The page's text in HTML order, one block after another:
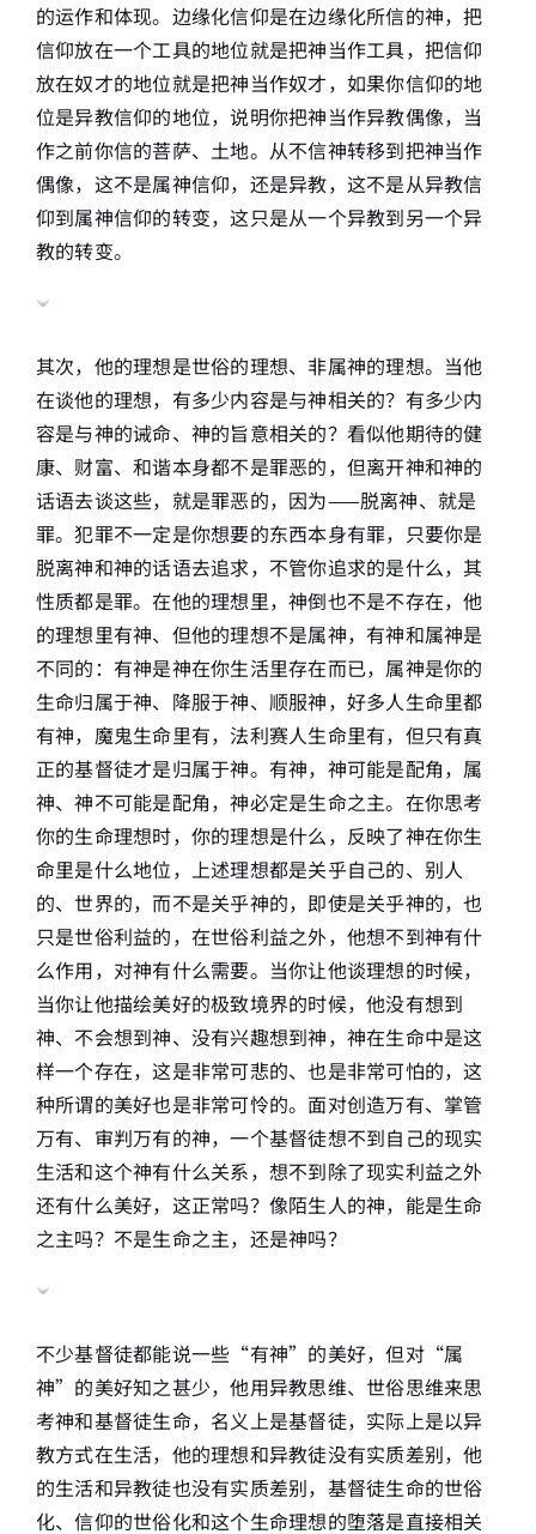
的运作和体现。边缘化信仰是在边缘化所信的神，把
信仰放在一个工具的地位就是把神当作工具，把信仰
放在奴才的地位就是把神当作奴才，如果你信仰的地
位是异教信仰的地位，说明你把神当作异教偶像，当
作之前你信的菩萨、土地。从不信神转移到把神当作
偶像，这不是属神信仰，还是异教，这不是从异教信
仰到属神信仰的转变，这只是从一个异教到另一个异
教的转变。
其次，他的理想是世俗的理想、非属神的理想。当他
在谈他的理想，有多少内容是与神相关的？有多少内
容是与神的诫命、神的旨意相关的？看似他期待的健
康、财富、和谐本身都不是罪恶的，但离开神和神的
话语去谈这些，就是罪恶的，因为——脱离神、就是
罪。犯罪不一定是你想要的东西本身有罪，只要你是
脱离神和神的话语去追求，不管你追求的是什么，其
性质都是罪。在他的理想里，神倒也不是不存在，他
的理想里有神、但他的理想不是属神，有神和属神是
不同的：有神是神在你生活里存在而已，属神是你的
生命归属于神、降服于神、顺服神，好多人生命里都
有神，魔鬼生命里有，法利赛人生命里有，但只有真
正的基督徒才是归属于神。有神，神可能是配角，属
神、神不可能是配角，神必定是生命之主。在你思考
你的生命理想时，你的理想是什么，反映了神在你生
命里是什么地位，上述理想都是关乎自己的、别人
的、世界的，而不是关乎神的，即使是关乎神的，也
只是世俗利益的，在世俗利益之外，他想不到神有什
么作用，对神有什么需要。当你让他谈理想的时候，
当你让他描绘美好的极致境界的时候，他没有想到
神、不会想到神、没有兴趣想到神，神在生命中是这
样一个存在，这是非常可悲的、也是非常可怕的，这
种所谓的美好也是非常可怜的。面对创造万有、掌管
万有、审判万有的神，一个基督徒想不到自己的现实
生活和这个神有什么关系，想不到除了现实利益之外
还有什么美好，这正常吗？像陌生人的神，能是生命
之主吗？不是生命之主，还是神吗？
不少基督徒都能说一些“有神”的美好，但对“属
神”的美好知之甚少，他用异教思维、世俗思维来思
考神和基督徒生命，名义上是基督徒，实际上是以异
教方式在生活，他的理想和异教徒没有实质差别，他
的生活和异教徒也没有实质差别，基督徒生命的世俗
化、信仰的世俗化和这个生命理想的堕落是直接相关